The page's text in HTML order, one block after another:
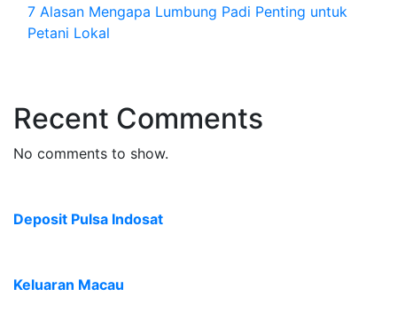
7 Alasan Mengapa Lumbung Padi Penting untuk
Petani Lokal
Recent Comments
No comments to show.
Deposit Pulsa Indosat
Keluaran Macau